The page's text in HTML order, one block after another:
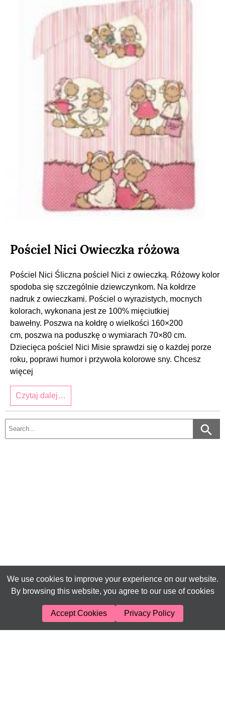
Pościel Nici Owieczka różowa
Pościel Nici Śliczna pościel Nici z owieczką. Różowy kolor
spodoba się szczególnie dziewczynkom. Na kołdrze
nadruk z owieczkami. Pościel o wyrazistych, mocnych
kolorach, wykonana jest ze 100% mięciutkiej
bawełny. Poszwa na kołdrę o wielkości 160×200
cm, poszwa na poduszkę o wymiarach 70×80 cm.
Dziecięca pościel Nici Misie sprawdzi się o każdej porze
roku, poprawi humor i przywoła kolorowe sny. Chcesz
więcej
Czytaj dalej…
We use cookies to improve your experience on our website.
By browsing this website, you agree to our use of cookies
Accept Cookies Privacy Policy